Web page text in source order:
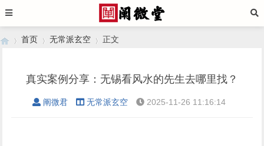
首页 无常派玄空 正文
真实案例分享：无锡看风水的先生去哪里找？
阐微君 无常派玄空 2025-11-26 11:16:14